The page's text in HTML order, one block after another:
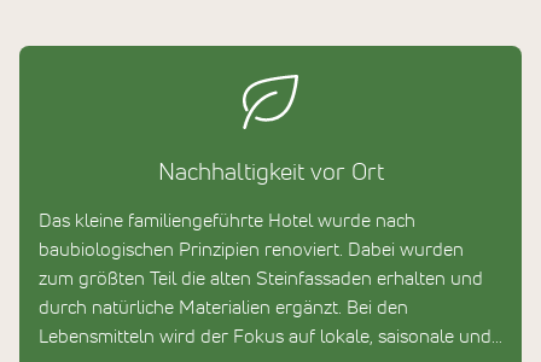
Nachhaltigkeit vor Ort
Das kleine familiengeführte Hotel wurde nach
baubiologischen Prinzipien renoviert. Dabei wurden
zum größten Teil die alten Steinfassaden erhalten und
durch natürliche Materialien ergänzt. Bei den
Lebensmitteln wird der Fokus auf lokale, saisonale und